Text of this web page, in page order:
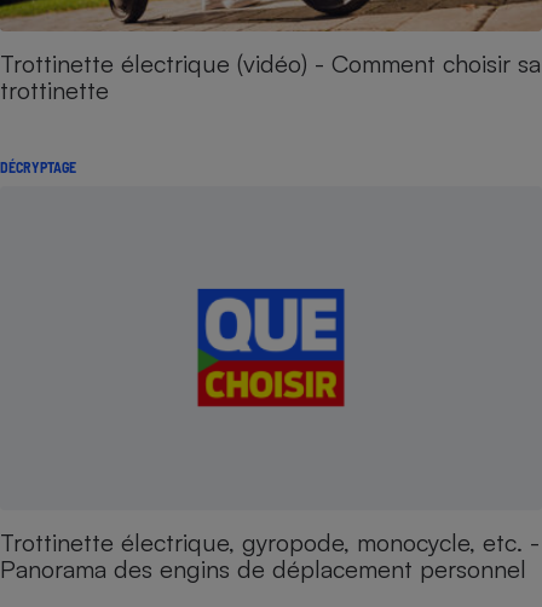
Trottinette électrique (vidéo) - Comment choisir sa
trottinette
DÉCRYPTAGE
Trottinette électrique, gyropode, monocycle, etc. -
Panorama des engins de déplacement personnel